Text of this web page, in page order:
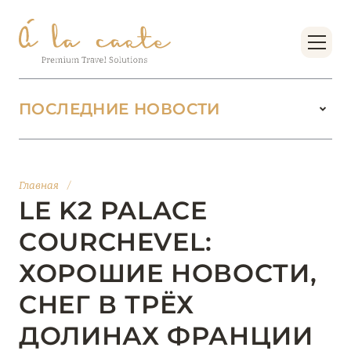
Главная /
LE K2 PALACE
COURCHEVEL:
ХОРОШИЕ НОВОСТИ,
СНЕГ В ТРЁХ
ДОЛИНАХ ФРАНЦИИ
ПОСЛЕДНИЕ НОВОСТИ
БУТИК-КУРОРТЫ МАЛЬДИВСКИХ ОСТРОВОВ
01 июня 2026
JUMEIRAH OLHAHALI ISLAND MALDIVES: ВАШ
ОАЗИС ТЕПЛА И ИЗЫСКАННОСТИ